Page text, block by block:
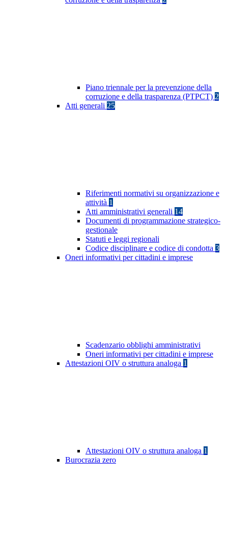
Piano triennale per la prevenzione della
corruzione e della trasparenza (PTPCT) 2
Atti generali 25
Riferimenti normativi su organizzazione e
attività 1
Atti amministrativi generali 14
Documenti di programmazione strategico-
gestionale
Statuti e leggi regionali
Codice disciplinare e codice di condotta 3
Oneri informativi per cittadini e imprese
Scadenzario obblighi amministrativi
Oneri informativi per cittadini e imprese
Attestazioni OIV o struttura analoga 1
Attestazioni OIV o struttura analoga 1
Burocrazia zero